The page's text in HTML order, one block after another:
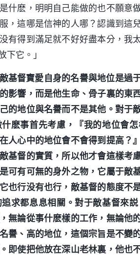
什麽，明明自己能做的也不願意
，這哪是信神的人哪？認識到這
有得到滿足就不好好盡本分，我
下它。」
敵基督寶愛自身的名譽與地位是過
影響，而是他生命、骨子裏的東
的地位與名譽而不是其他。對于
麽事首先考慮，『我的地位會
人心中的地位會不會得到提高？
基督的實質，所以他才會這樣考
可有可無的身外之物，它屬于敵
也行没有也行，敵基督的態度不
求都息息相關。對于敵基督來
無論從事什麽樣的工作，無論他
譽、高的地位，這個宗旨是不變
即使把他放在深山老林裏，他也